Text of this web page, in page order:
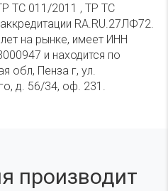
ТС 011/2011 , ТР ТС
RA.RU.27ЛФ72.
на рынке, имеет ИНН
и находится по
обл, Пенза г, ул.
д. 56/34, оф. 231.
производит